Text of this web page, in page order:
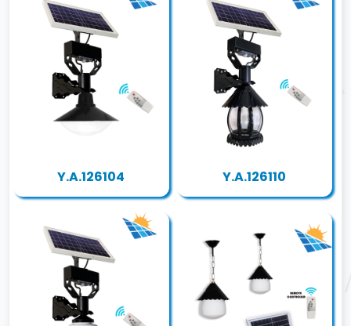
Y.A.126104 Y.A.126110